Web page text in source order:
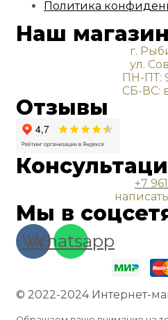
Политика
Наш магазин
г.
ул.
ПН-ПТ:
СБ-ВС:
Отзывы
+7
Мы в
Vk
Whatsapp
© 2022-2024 Интернет-